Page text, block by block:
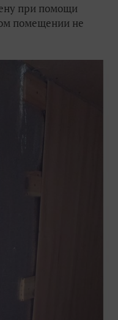
при помощи
помещении не